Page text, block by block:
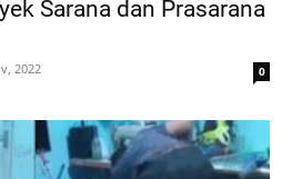
Sarana dan Prasarana
2022 0